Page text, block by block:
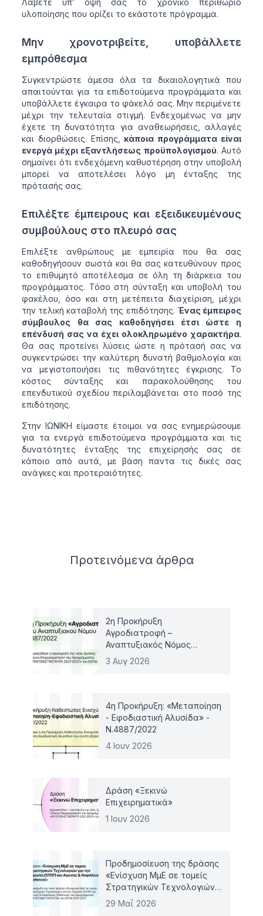
υλοποίησης που ορίζει το εκάστοτε πρόγραμμα.
Μην χρονοτριβείτε, υποβάλλετε
εμπρόθεσμα
Συγκεντρώστε άμεσα όλα τα δικαιολογητικά που
απαιτούνται για τα επιδοτούμενα προγράμματα και
υποβάλλετε έγκαιρα το φάκελό σας. Μην περιμένετε
μέχρι την τελευταία στιγμή. Ενδεχομένως να μην
έχετε τη δυνατότητα για αναθεωρήσεις, αλλαγές
και διορθώσεις. Επίσης, κάποια προγράμματα είναι
ενεργά μέχρι εξαντλήσεως προϋπολογισμού. Αυτό
σημαίνει ότι ενδεχόμενη καθυστέρηση στην υποβολή
μπορεί να αποτελέσει λόγο μη ένταξης της
πρότασής σας.
Επιλέξτε έμπειρους και εξειδικευμένους
συμβούλους στο πλευρό σας
Επιλέξτε ανθρώπους με εμπειρία που θα σας
καθοδηγήσουν σωστά και θα σας κατευθύνουν προς
το επιθυμητό αποτέλεσμα σε όλη τη διάρκεια του
προγράμματος. Τόσο στη σύνταξη και υποβολή του
φακέλου, όσο και στη μετέπειτα διαχείριση, μέχρι
την τελική καταβολή της επιδότησης. Ένας έμπειρος
σύμβουλος θα σας καθοδηγήσει έτσι ώστε η
επένδυσή σας να έχει ολοκληρωμένο χαρακτήρα.
Θα σας προτείνει λύσεις ώστε η πρότασή σας να
συγκεντρώσει την καλύτερη δυνατή βαθμολογία και
να μεγιστοποιήσει τις πιθανότητες έγκρισης. Το
κόστος σύνταξης και παρακολούθησης του
επενδυτικού σχεδίου περιλαμβάνεται στο ποσό της
επιδότησης.
Στην ΙΩΝΙΚΗ είμαστε έτοιμοι να σας ενημερώσουμε
για τα ενεργά επιδοτούμενα προγράμματα και τις
δυνατότητες ένταξης της επιχείρησής σας σε
κάποιο από αυτά, με βάση παντα τις δικές σας
ανάγκες και προτεραιότητες.
Προτεινόμενα άρθρα
2η Προκήρυξη
Αγροδιατροφή –
Αναπτυξιακός Νόμος
4887/2022
3 Αυγ 2026
4η Προκήρυξη: «Μεταποίηση
- Εφοδιαστική Αλυσίδα» -
Ν.4887/2022
4 Ιουν 2026
Δράση «Ξεκινώ
Επιχειρηματικά»
1 Ιουν 2026
Προδημοσίευση της δράσης
«Ενίσχυση ΜμΕ σε τομείς
Στρατηγικών Τεχνολογιών
για την Ευρώπη (STEP) και
29 Μαΐ 2026